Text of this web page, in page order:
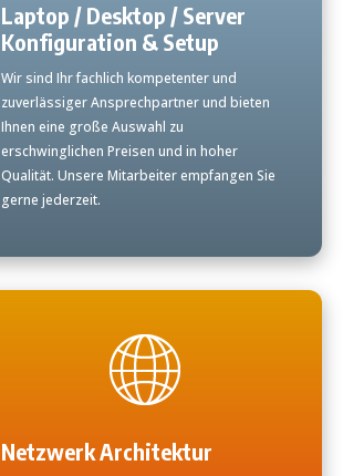
Laptop / Desktop / Server
Konfiguration & Setup
Wir sind Ihr fachlich kompetenter und
zuverlässiger Ansprechpartner und bieten
Ihnen eine große Auswahl zu
erschwinglichen Preisen und in hoher
Qualität. Unsere Mitarbeiter empfangen Sie
gerne jederzeit.
Netzwerk Architektur